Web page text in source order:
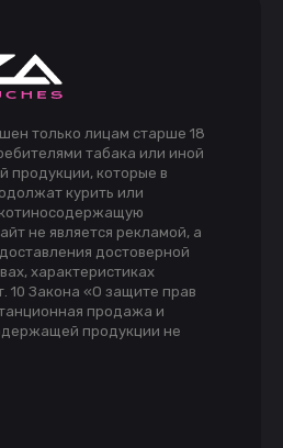
только лицам старше 18
табака или иной
продукции, которые в
курить или
не является рекламой, а
достоверной
характеристиках
10 Закона «О защите прав
продажа и
продукции не